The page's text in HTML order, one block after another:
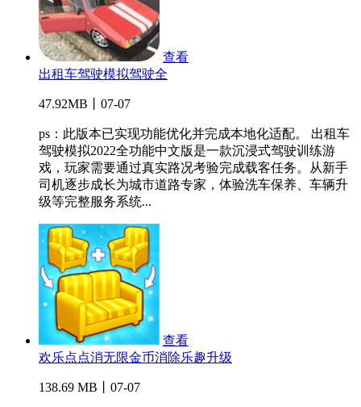
查看
出租车驾驶模拟驾驶全
47.92MB丨07-07
ps：此版本已实现功能优化并完成本地化适配。 出租车
驾驶模拟2022全功能中文版是一款沉浸式驾驶训练游
戏，玩家需要通过真实路况考验完成载客任务。从新手
司机逐步成长为城市道路专家，体验洗车保养、车辆升
级等完整服务系统...
查看
欢乐点点消无限金币消除乐趣升级
138.69 MB丨07-07